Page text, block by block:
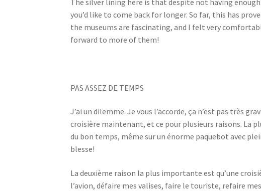
The silver lining here is that despite not having
you’d like to come back for longer. So far, this has
the museums are fascinating, and I felt very
forward to more of them!
PAS ASSEZ DE TEMPS
J’ai un dilemme. Je vous l’accorde, ça n’est pas très
croisière maintenant, et ce pour plusieurs raisons. La
du bon temps, même sur un énorme paquebot avec
blesse!
La deuxième raison la plus importante est qu’une
l’avion, défaire mes valises, faire le touriste, refaire